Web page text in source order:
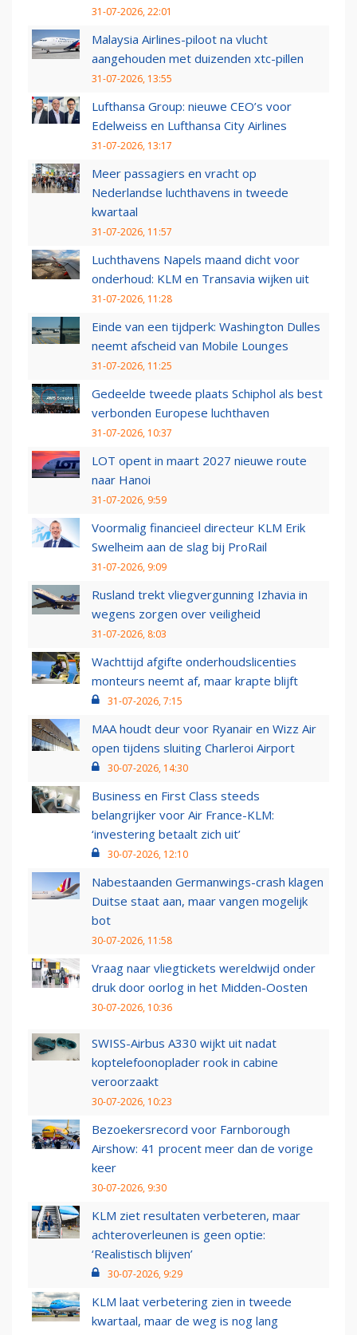
31-07-2026, 22:01
Malaysia Airlines-piloot na vlucht
aangehouden met duizenden xtc-pillen
31-07-2026, 13:55
Lufthansa Group: nieuwe CEO’s voor
Edelweiss en Lufthansa City Airlines
31-07-2026, 13:17
Meer passagiers en vracht op
Nederlandse luchthavens in tweede
kwartaal
31-07-2026, 11:57
Luchthavens Napels maand dicht voor
onderhoud: KLM en Transavia wijken uit
31-07-2026, 11:28
Einde van een tijdperk: Washington Dulles
neemt afscheid van Mobile Lounges
31-07-2026, 11:25
Gedeelde tweede plaats Schiphol als best
verbonden Europese luchthaven
31-07-2026, 10:37
LOT opent in maart 2027 nieuwe route
naar Hanoi
31-07-2026, 9:59
Voormalig financieel directeur KLM Erik
Swelheim aan de slag bij ProRail
31-07-2026, 9:09
Rusland trekt vliegvergunning Izhavia in
wegens zorgen over veiligheid
31-07-2026, 8:03
Wachttijd afgifte onderhoudslicenties
monteurs neemt af, maar krapte blijft
31-07-2026, 7:15
MAA houdt deur voor Ryanair en Wizz Air
open tijdens sluiting Charleroi Airport
30-07-2026, 14:30
Business en First Class steeds
belangrijker voor Air France-KLM:
‘investering betaalt zich uit’
30-07-2026, 12:10
Nabestaanden Germanwings-crash klagen
Duitse staat aan, maar vangen mogelijk
bot
30-07-2026, 11:58
Vraag naar vliegtickets wereldwijd onder
druk door oorlog in het Midden-Oosten
30-07-2026, 10:36
SWISS-Airbus A330 wijkt uit nadat
koptelefoonoplader rook in cabine
veroorzaakt
30-07-2026, 10:23
Bezoekersrecord voor Farnborough
Airshow: 41 procent meer dan de vorige
keer
30-07-2026, 9:30
KLM ziet resultaten verbeteren, maar
achteroverleunen is geen optie:
‘Realistisch blijven’
30-07-2026, 9:29
KLM laat verbetering zien in tweede
kwartaal, maar de weg is nog lang